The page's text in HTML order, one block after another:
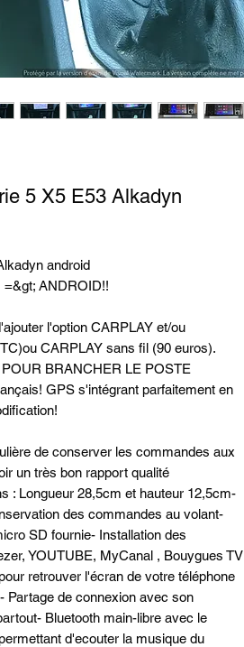
5 X5 E53 Alkadyn
android
ANDROID!!
l'option CARPLAY et/ou
CARPLAY sans fil (90 euros).
BRANCHER LE POSTE
GPS s'intégrant parfaitement en
de conserver les commandes aux
un très bon rapport qualité
: Longueur 28,5cm et hauteur 12,5cm-
des commandes au volant-
SD fournie- Installation des
YOUTUBE, MyCanal , Bouygues TV
retrouver l'écran de votre téléphone
Partage de connexion avec son
Bluetooth main-libre avec le
d'ecouter la musique du